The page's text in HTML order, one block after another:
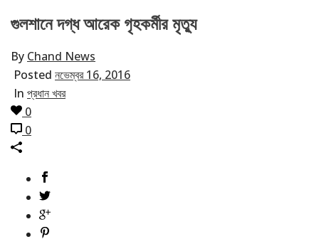
গুলশানে দগ্ধ আরেক গৃহকর্মীর মৃত্যু
By Chand News
Posted নভেম্বর 16, 2016
In প্রধান খবর
0
0